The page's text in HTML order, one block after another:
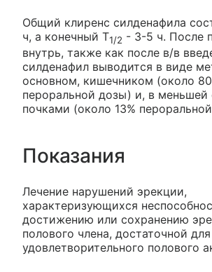
Общий клиренс силденафила
ч, а конечный Т1/2 - 3-5 ч. После
внутрь, также как после в/в
силденафил выводится в виде
основном, кишечником (около
пероральной дозы) и, в меньшей
почками (около 13%
Показания
Лечение нарушений эрекции,
характеризующихся
достижению или сохранению
полового члена, достаточной для
удовлетворительного полового